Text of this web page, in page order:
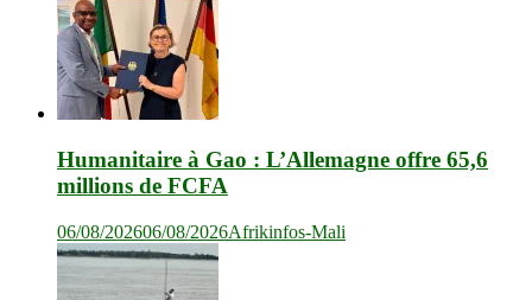
Humanitaire à Gao : L’Allemagne offre 65,6
millions de FCFA
06/08/202606/08/2026Afrikinfos-Mali